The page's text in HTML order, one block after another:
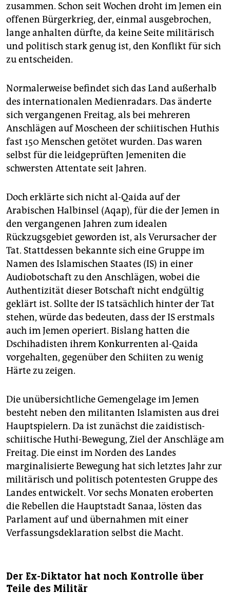
epaper login
zusammen. Schon seit Wochen droht im Jemen ein
offenen Bürgerkrieg, der, einmal ausgebrochen,
lange anhalten dürfte, da keine Seite militärisch
und politisch stark genug ist, den Konflikt für sich
zu entscheiden.
Normalerweise befindet sich das Land außerhalb
des internationalen Medienradars. Das änderte
sich vergangenen Freitag, als bei mehreren
Anschlägen auf Moscheen der schiitischen Huthis
fast 150 Menschen getötet wurden. Das waren
selbst für die leidgeprüften Jemeniten die
schwersten Attentate seit Jahren.
Doch erklärte sich nicht al-Qaida auf der
Arabischen Halbinsel (Aqap), für die der Jemen in
den vergangenen Jahren zum idealen
Rückzugsgebiet geworden ist, als Verursacher der
Tat. Stattdessen bekannte sich eine Gruppe im
Namen des Islamischen Staates (IS) in einer
Audiobotschaft zu den Anschlägen, wobei die
Authentizität dieser Botschaft nicht endgültig
geklärt ist. Sollte der IS tatsächlich hinter der Tat
stehen, würde das bedeuten, dass der IS erstmals
auch im Jemen operiert. Bislang hatten die
Dschihadisten ihrem Konkurrenten al-Qaida
vorgehalten, gegenüber den Schiiten zu wenig
Härte zu zeigen.
Die unübersichtliche Gemengelage im Jemen
besteht neben den militanten Islamisten aus drei
Hauptspielern. Da ist zunächst die zaidistisch-
schiitische Huthi-Bewegung, Ziel der Anschläge am
Freitag. Die einst im Norden des Landes
marginalisierte Bewegung hat sich letztes Jahr zur
militärisch und politisch potentesten Gruppe des
Landes entwickelt. Vor sechs Monaten eroberten
die Rebellen die Hauptstadt Sanaa, lösten das
Parlament auf und übernahmen mit einer
Verfassungsdeklaration selbst die Macht.
Der Ex-Diktator hat noch Kontrolle über
Teile des Militär